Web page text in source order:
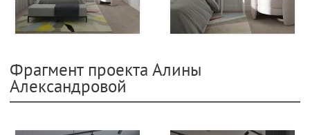
Фрагмент проекта Алины
Александровой